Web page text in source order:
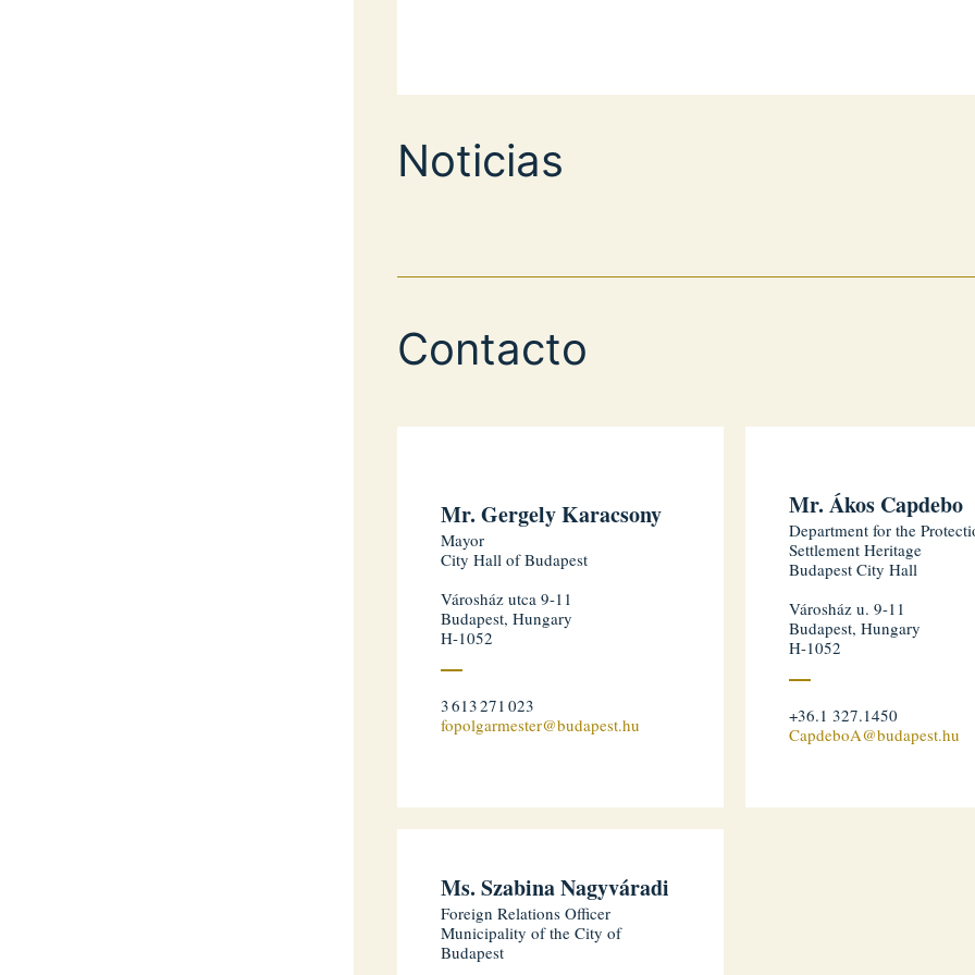
Noticias
Contacto
Mr. Gergely Karacsony
Mayor
City Hall of Budapest
Városház utca 9-11
Budapest, Hungary
H-1052
3 613 271 023
fopolgarmester@budapest.hu
Mr. Ákos Capdebo
Department for the
Settlement Heritage
Budapest City Hall
Városház u. 9-11
Budapest, Hungary
H-1052
+36.1 327.1450
CapdeboA@budapest.hu
Ms. Szabina Nagyváradi
Foreign Relations Officer
Municipality of the City of
Budapest